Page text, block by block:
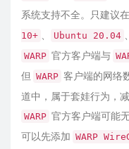
系统支持不全。只建议在
10+ 、 Ubuntu 20.04 、
WARP 官方客户端与
但 WARP 客户端的网络
道中，属于套娃行为，
WARP 官方客户端可能
可以先添加 WARP